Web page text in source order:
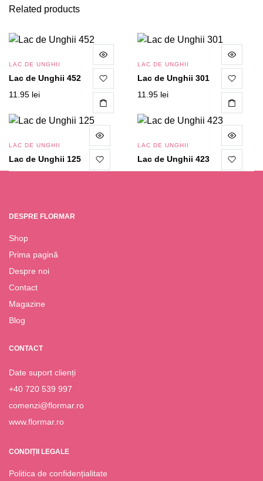
Related products
LAC DE UNGHII
Lac de Unghii 452
11.95 lei
LAC DE UNGHII
Lac de Unghii 301
11.95 lei
LAC DE UNGHII
Lac de Unghii 125
LAC DE UNGHII
Lac de Unghii 423
DESPRE FLORMAR
Shop
Prima pagină
Despre noi
Contact
Magazine
Blog
CONTACT
Date suport clienți
+40 720 539 997
comenzi@flormar.ro
www.flormar.ro
CONDIȚII LEGALE
Politica de confidențialitate